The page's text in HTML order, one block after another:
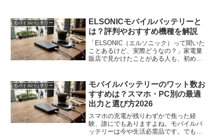
パクトで高性能なモバイルバッテリーが
たくさん出ています。問...
モバイルバッテリー
ELSONICモバイルバッテリーと
は？評判やおすすめ機種を解説
「ELSONIC（エルソニック）って聞いた
ことあるけど、実際どうなの？」家電量
販店で見かけたことがある人も、初めて
ッテリーって世の中に星の数ほどあっ
て、どれを選べばいい...
モバイルバッテリー
モバイルバッテリーのワット数お
すすめは？スマホ・PC別の最適
出力と選び方2026
スマホの充電が残りわずかで焦った経
験、誰にでもありますよね。モバイルバ
ッテリーは今や生活必需品です。でも、